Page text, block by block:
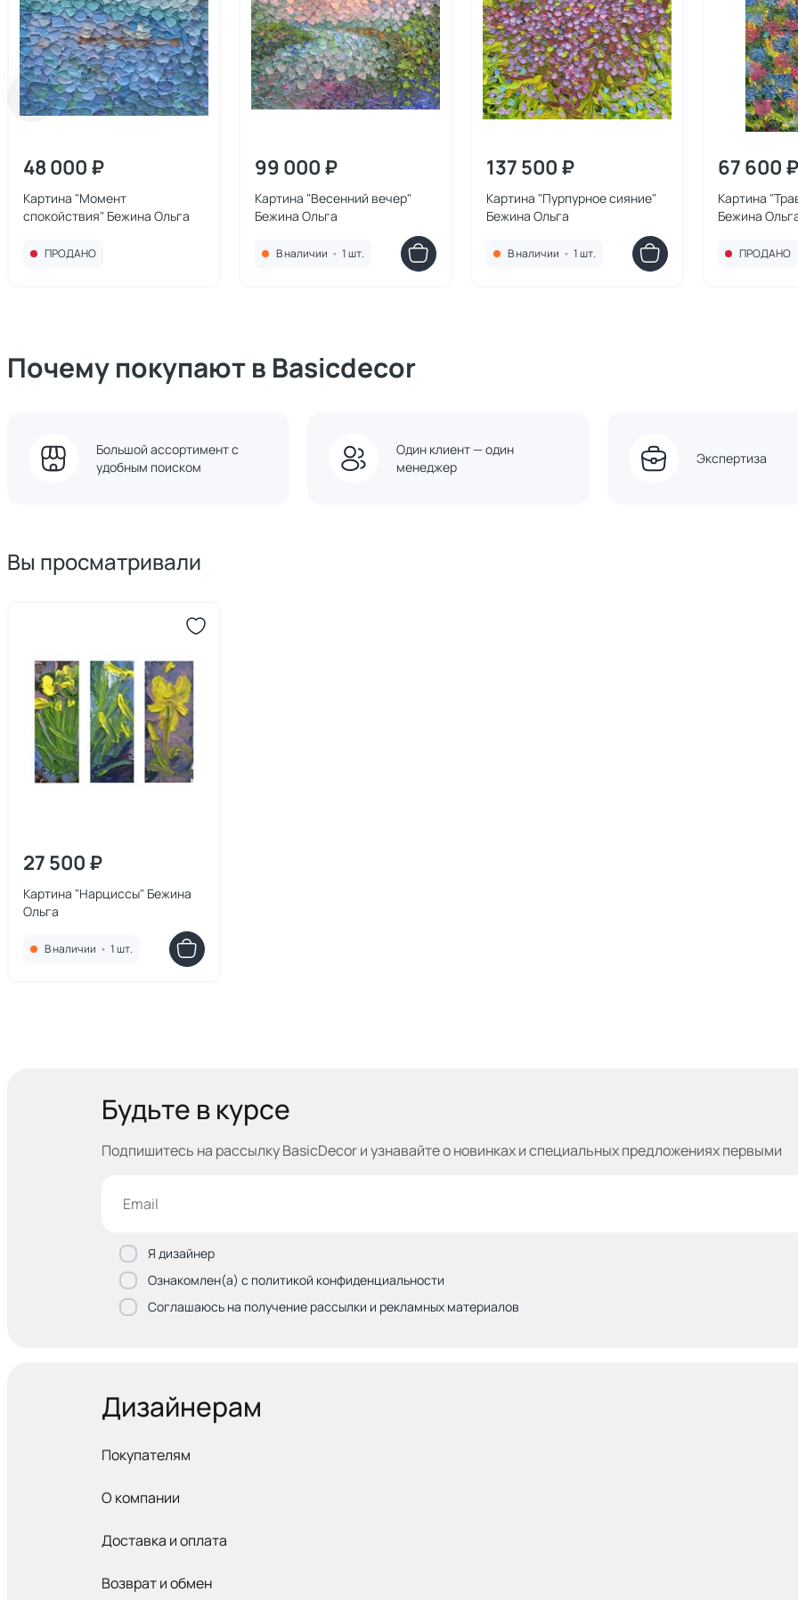
48 000 ₽
Картина "Момент
спокойствия" Бежина Ольга
ПРОДАНО
99 000 ₽
Картина "Весенний вечер"
Бежина Ольга
В наличии • 1 шт.
137 500 ₽
Картина "Пурпурное сияние"
Бежина Ольга
В наличии • 1 шт.
67 600 ₽
Картина
Бежина
ПРОДАНО
Почему покупают в Basicdecor
Большой ассортимент с
удобным поиском
Один клиент — один
менеджер
Экспертиза
Вы просматривали
27 500 ₽
Картина "Нарциссы" Бежина
Ольга
В наличии • 1 шт.
Будьте в курсе
Подпишитесь на рассылку BasicDecor и узнавайтео новинках и специальных предложениях первыми
Я дизайнер
Ознакомлен(а) с политикой конфиденциальности
Соглашаюсь на получение рассылки и рекламных материалов
Дизайнерам
Покупателям
О компании
Доставка и оплата
Возврат и обмен